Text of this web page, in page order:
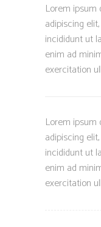
Lorem
adipiscing
incididunt ut
enim ad
exercitation
Lorem
adipiscing
incididunt ut
enim ad
exercitation